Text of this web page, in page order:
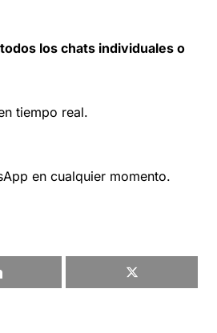
los chats individuales o
tiempo real.
en cualquier momento.